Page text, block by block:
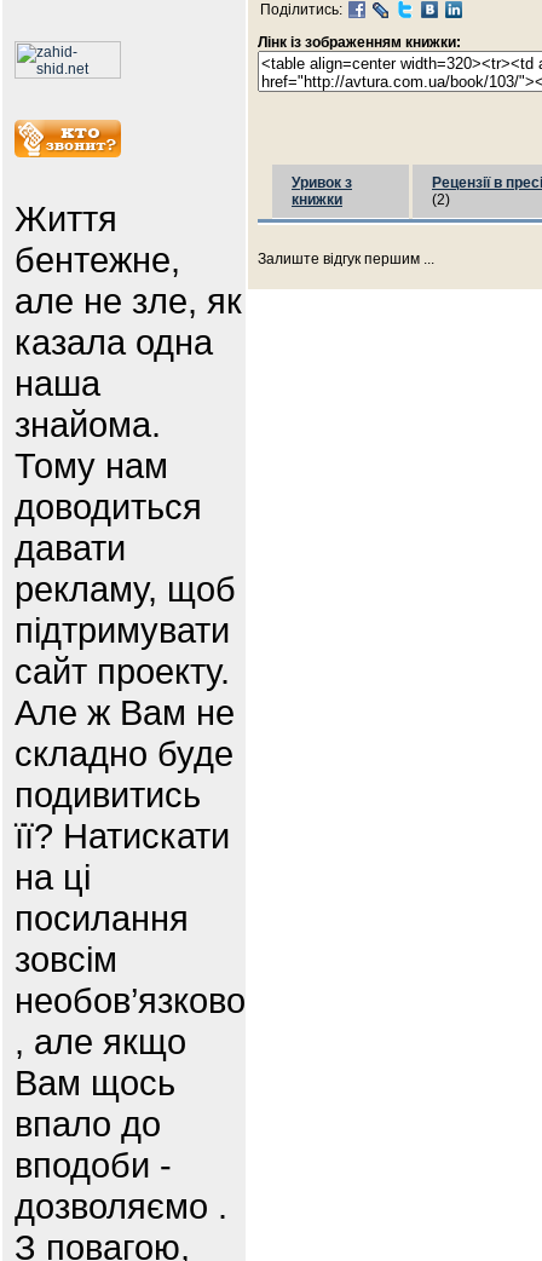
Життя
бентежне,
але не зле, як
казала одна
наша
знайома.
Тому нам
доводиться
давати
рекламу, щоб
підтримувати
сайт проекту.
Але ж Вам не
складно буде
подивитись
її? Натискати
на ці
посилання
зовсім
необов’язково
, але якщо
Вам щось
впало до
вподоби -
дозволяємо .
З повагою,
Поділитись:
Лінк із зображенням книжки:
Уривок з
книжки
Рецензії в пресі
(2)
Залиште відгук першим ...